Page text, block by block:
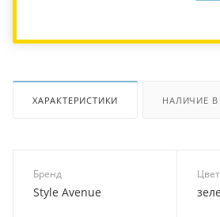
ХАРАКТЕРИСТИКИ НАЛИЧИЕ
Бренд
Style Avenue